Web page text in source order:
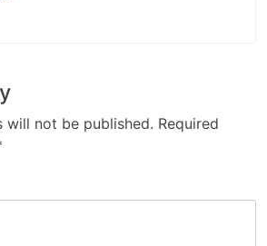
will not be published. Required